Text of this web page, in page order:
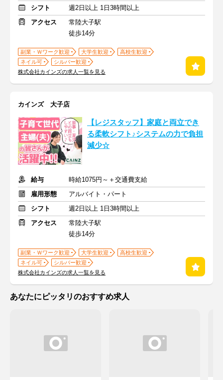
シフト
週2日以上 1日3時間以上
アクセス
常陸大子駅
徒歩14分
副業・Ｗワーク歓迎 大学生歓迎
高校生歓迎
ネイル可
シルバー歓迎
株式会社カインズの求人一覧を見る
カインズ 大子店
【レジスタッフ】家庭と両立でき
る柔軟シフト♪システムの力で負担
減少☆
給与
時給1075円～＋交通費支給
雇用形態
アルバイト・パート
シフト
週2日以上 1日3時間以上
アクセス
常陸大子駅
徒歩14分
副業・Ｗワーク歓迎 大学生歓迎
高校生歓迎
ネイル可
シルバー歓迎
株式会社カインズの求人一覧を見る
あなたにピッタリのおすすめ求人